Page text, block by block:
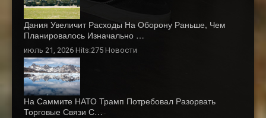
Дания Увеличит Расходы На Оборону Раньше, Чем
Планировалось Изначально …
июль 21, 2026 Hits:275 Новости
На Саммите НАТО Трамп Потребовал Разорвать
Торговые Связи С…